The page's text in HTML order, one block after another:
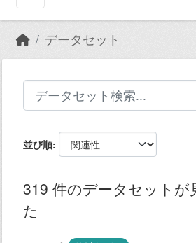
データセット
並び順
319 件のデータセットが
た